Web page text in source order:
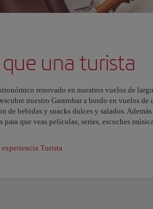
que una turista
renovado en nuestros vuelos de
nuestro Gastrobar a bordo en vuelos
de bebidas y snacks dulces y salados.
que veas películas, series, escuches
experiencia Turista